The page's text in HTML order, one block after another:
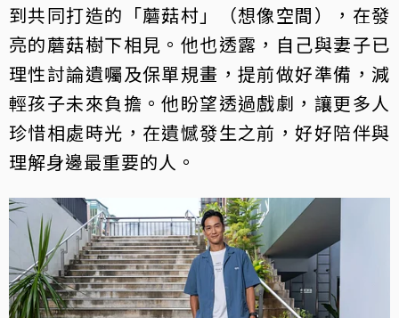
到共同打造的「蘑菇村」（想像空間），在發
亮的蘑菇樹下相見。他也透露，自己與妻子已
理性討論遺囑及保單規畫，提前做好準備，減
輕孩子未來負擔。他盼望透過戲劇，讓更多人
珍惜相處時光，在遺憾發生之前，好好陪伴與
理解身邊最重要的人。